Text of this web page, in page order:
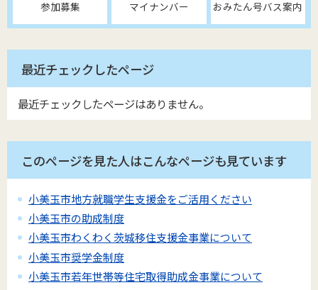
参加募集 マイナンバー おみたん号バス案内
最近チェックしたページ
最近チェックしたページはありません。
このページを見た人はこんなページも見ています
小美玉市地方就職学生支援金をご活用ください
小美玉市の助成制度
小美玉市わくわく茨城移住支援金事業について
小美玉市奨学金制度
小美玉市若年世帯等住宅取得助成金事業について